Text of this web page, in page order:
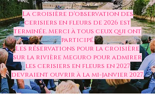
La croisière d'observation des
cerisiers en fleurs de 2026 est
terminée. Merci à tous ceux qui ont
participé.
Les réservations pour la croisière
sur la rivière Meguro pour admirer
les cerisiers en fleurs en 2027
devraient ouvrir à la mi-janvier 2027.